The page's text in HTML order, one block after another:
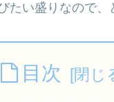
たい盛りなので
目次